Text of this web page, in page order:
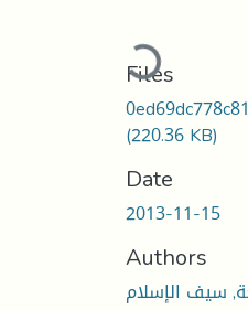
Loading...
Files
(220.36 KB)
Date
2013-11-15
Authors
سيف الإسلام